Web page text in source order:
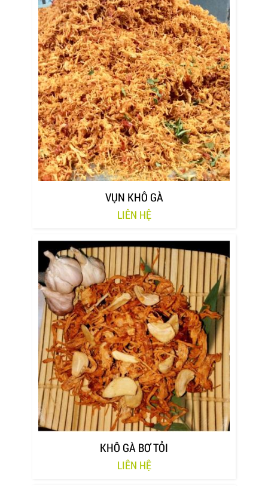
VỤN KHÔ GÀ
LIÊN HỆ
KHÔ GÀ BƠ TỎI
LIÊN HỆ